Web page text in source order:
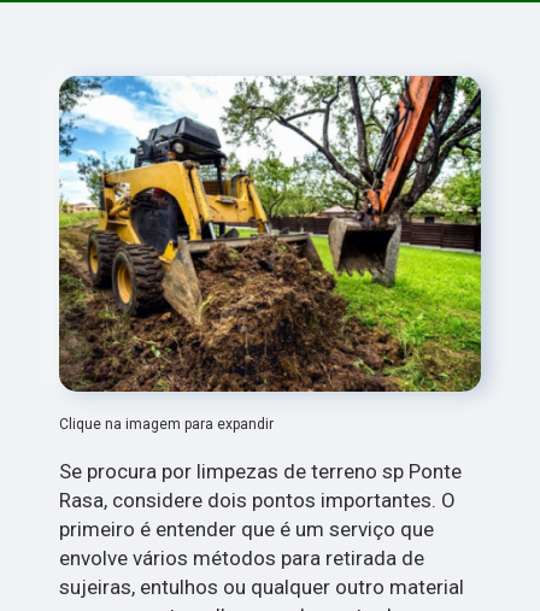
Clique na imagem para expandir
Se procura por limpezas de terreno sp Ponte
Rasa, considere dois pontos importantes. O
primeiro é entender que é um serviço que
envolve vários métodos para retirada de
sujeiras, entulhos ou qualquer outro material